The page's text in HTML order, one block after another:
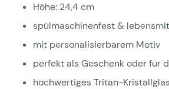
Höhe: 24,4 cm
spülmaschinenfest &
mit personalisierbarem Motiv
perfekt als Geschenk oder für
hochwertiges Tritan-